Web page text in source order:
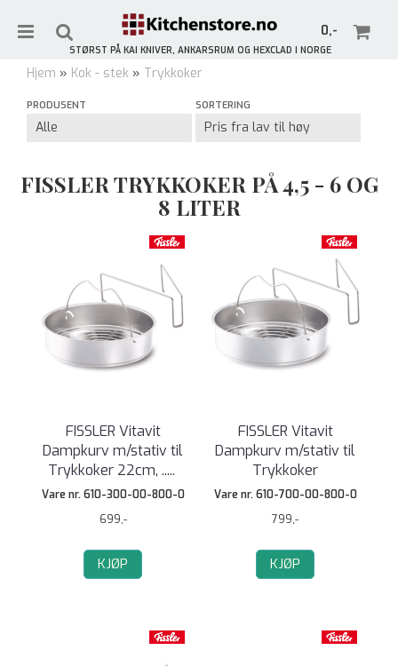
0,-
STØRST PÅ KAI KNIVER, ANKARSRUM OG HEXCLAD I NORGE
Meld deg på vårt nyhetsbrev og få 10% rabatt!
Gjelder ikke allerede rabatterte varer.
Hjem » Kok - stek » Trykkoker
PRODUSENT SORTERING
FISSLER TRYKKOKER PÅ 4,5 - 6 OG
8 LITER
FISSLER Vitavit
Dampkurv m/stativ til
Trykkoker 22cm, .....
Vare nr. 610-300-00-800-0
699,-
KJØP
FISSLER Vitavit
Dampkurv m/stativ til
Trykkoker
Vare nr. 610-700-00-800-0
799,-
KJØP
Trykk ENTER for å søke